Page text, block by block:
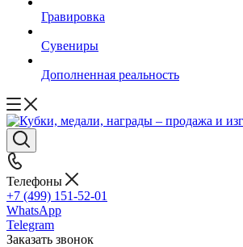
Гравировка
Сувениры
Дополненная реальность
Телефоны
+7 (499) 151-52-01
WhatsApp
Telegram
Заказать звонок